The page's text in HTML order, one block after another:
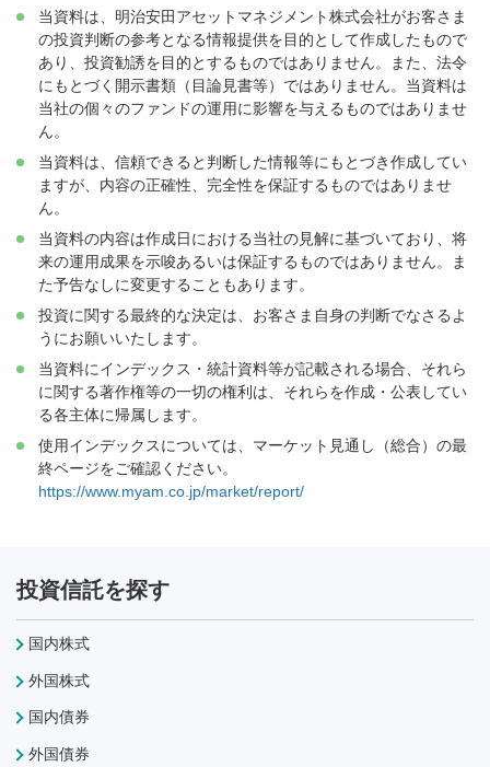
当資料は、明治安田アセットマネジメント株式会社がお客さま
の投資判断の参考となる情報提供を目的として作成したもので
あり、投資勧誘を目的とするものではありません。また、法令
にもとづく開示書類（目論見書等）ではありません。当資料は
当社の個々のファンドの運用に影響を与えるものではありませ
ん。
当資料は、信頼できると判断した情報等にもとづき作成してい
ますが、内容の正確性、完全性を保証するものではありませ
ん。
当資料の内容は作成日における当社の見解に基づいており、将
来の運用成果を示唆あるいは保証するものではありません。ま
た予告なしに変更することもあります。
投資に関する最終的な決定は、お客さま自身の判断でなさるよ
うにお願いいたします。
当資料にインデックス・統計資料等が記載される場合、それら
に関する著作権等の一切の権利は、それらを作成・公表してい
る各主体に帰属します。
使用インデックスについては、マーケット見通し（総合）の最
終ページをご確認ください。
https://www.myam.co.jp/market/report/
投資信託を探す
国内株式
外国株式
国内債券
外国債券